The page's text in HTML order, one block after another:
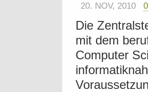
20. NOV, 2010
Die
mit dem
Computer